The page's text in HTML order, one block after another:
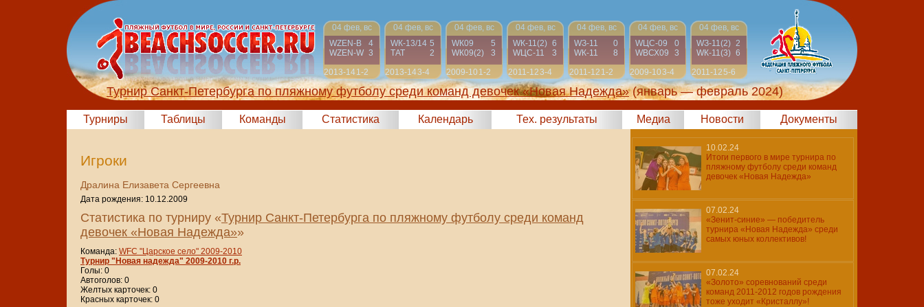
04 фев, вс
WZEN-B
4
WZEN-W 3
2013-141-2
04 фев, вс
WК-13/14 5
ТАТ
2
2013-143-4
04 фев, вс
WК09
5
WК09(2)
3
2009-10 1-2
04 фев, вс
WК-11(2) 6
WЦС-11
3
2011-123-4
04 фев, вс
WЗ-11
0
WК-11
8
2011-12 1-2
04 фев, вс
WЦС-09
0
WВСХ09
3
2009-103-4
04 фев, вс
WЗ-11(2) 2
WК-11(3) 6
2011-125-6
Турнир Санкт-Петербурга по пляжному футболу среди команд девочек «Новая Надежда» (январь — февраль 2024)
Турниры Таблицы Команды Статистика Календарь Тех. результаты Медиа Новости Документы
Игроки
Дралина Елизавета Сергеевна
Дата рождения: 10.12.2009
Статистика по турниру «Турнир Санкт-Петербурга по пляжному футболу среди команд
девочек «Новая Надежда»»
Команда: WFC "Царское село" 2009-2010
Турнир "Новая надежда" 2009-2010 г.р.
Голы: 0
Автоголов: 0
Желтых карточек: 0
Красных карточек: 0
10.02.24
Итоги первого в мире турнира по
пляжному футболу среди команд
девочек «Новая Надежда»
07.02.24
«Зенит-синие» — победитель
турнира «Новая Надежда» среди
самых юных коллективов!
07.02.24
«Золото» соревнований среди
команд 2011-2012 годов рождения
тоже уходит «Кристаллу»!